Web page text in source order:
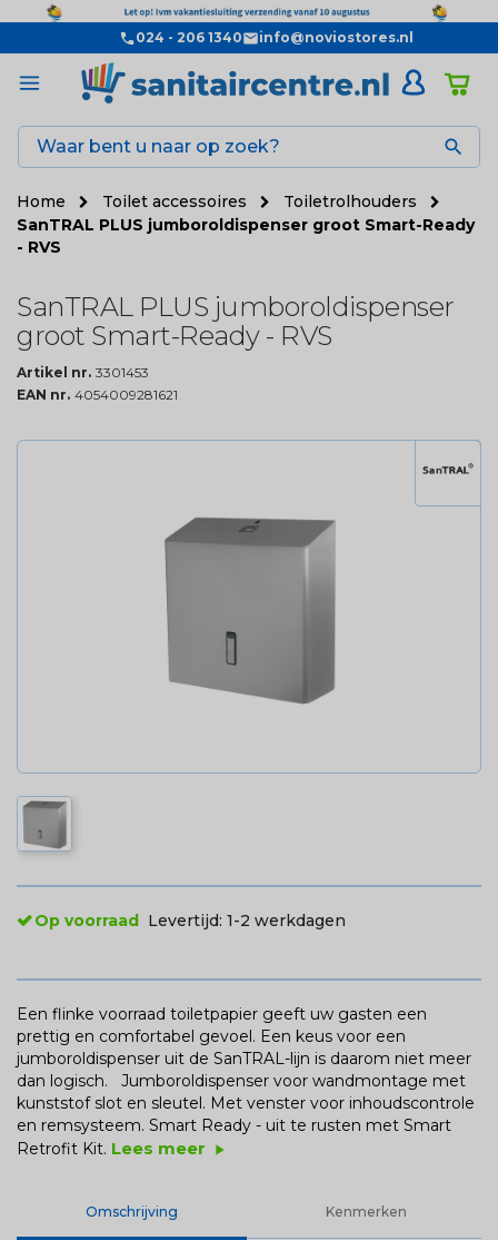
024 - 206 1340 info@noviostores.nl

Home Toilet accessoires
Toiletrolhouders
SanTRAL PLUS jumboroldispenser groot Smart-Ready
- RVS
SanTRAL PLUS jumboroldispenser
groot Smart-Ready - RVS
Artikel nr. 3301453
EAN nr. 4054009281621
Op voorraad Levertijd: 1-2 werkdagen
Een flinke voorraad toiletpapier geeft uw gasten een
prettig en comfortabel gevoel. Een keus voor een
jumboroldispenser uit de SanTRAL-lijn is daarom niet meer
dan logisch. Jumboroldispenser voor wandmontage met
kunststof slot en sleutel. Met venster voor inhoudscontrole
en remsysteem. Smart Ready - uit te rusten met Smart
Retrofit Kit. Lees meer play_arrow
Omschrijving Kenmerken